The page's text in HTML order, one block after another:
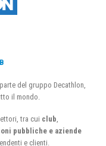
del gruppo Decathlon,
il mondo.
tra cui club
pubbliche e aziende
e clienti.